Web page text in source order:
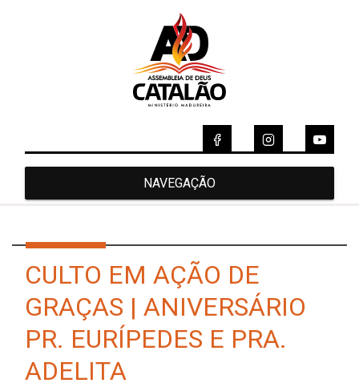
NAVEGAÇÃO
CULTO EM AÇÃO DE
GRAÇAS | ANIVERSÁRIO
PR. EURÍPEDES E PRA.
ADELITA